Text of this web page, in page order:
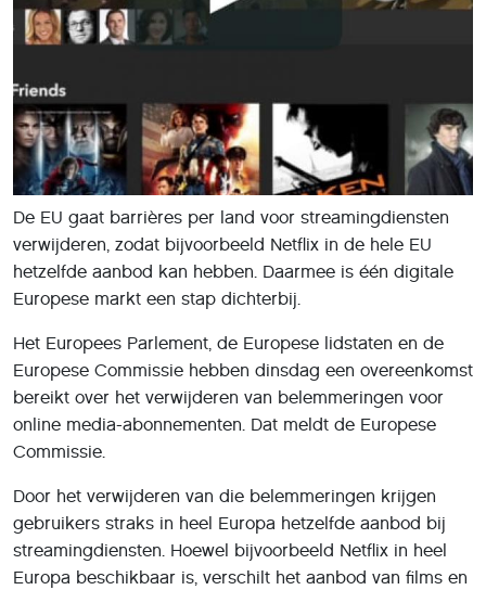
De EU gaat barrières per land voor streamingdiensten
verwijderen, zodat bijvoorbeeld Netflix in de hele EU
hetzelfde aanbod kan hebben. Daarmee is één digitale
Europese markt een stap dichterbij.
Het Europees Parlement, de Europese lidstaten en de
Europese Commissie hebben dinsdag een overeenkomst
bereikt over het verwijderen van belemmeringen voor
online media-abonnementen. Dat meldt de Europese
Commissie.
Door het verwijderen van die belemmeringen krijgen
gebruikers straks in heel Europa hetzelfde aanbod bij
streamingdiensten. Hoewel bijvoorbeeld Netflix in heel
Europa beschikbaar is, verschilt het aanbod van films en